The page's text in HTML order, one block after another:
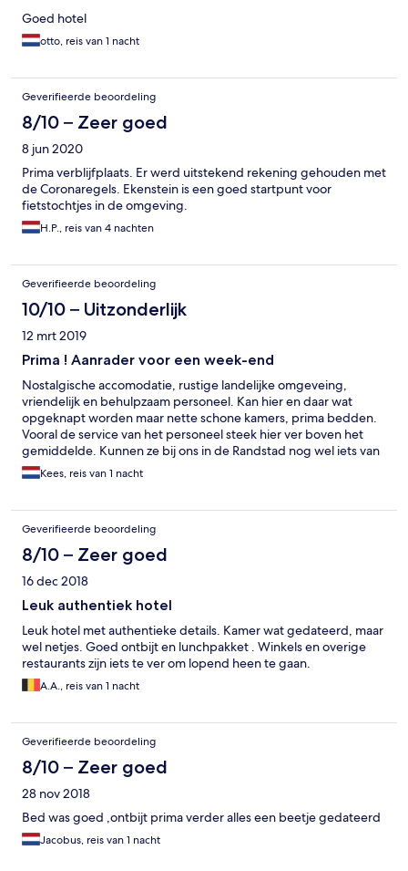
Goed hotel
otto, reis van 1 nacht
Geverifieerde beoordeling
8/10 – Zeer goed
8 jun 2020
Prima verblijfplaats. Er werd uitstekend rekening gehouden met
de Coronaregels. Ekenstein is een goed startpunt voor
fietstochtjes in de omgeving.
H.P., reis van 4 nachten
Geverifieerde beoordeling
10/10 – Uitzonderlijk
12 mrt 2019
Prima ! Aanrader voor een week-end
Nostalgische accomodatie, rustige landelijke omgeveing,
vriendelijk en behulpzaam personeel. Kan hier en daar wat
opgeknapt worden maar nette schone kamers, prima bedden.
Vooral de service van het personeel steek hier ver boven het
gemiddelde. Kunnen ze bij ons in de Randstad nog wel iets van
leren.Kees, reis van 1 nacht
Geverifieerde beoordeling
8/10 – Zeer goed
16 dec 2018
Leuk authentiek hotel
Leuk hotel met authentieke details. Kamer wat gedateerd, maar
wel netjes. Goed ontbijt en lunchpakket . Winkels en overige
restaurants zijn iets te ver om lopend heen te gaan.
A.A., reis van 1 nacht
Geverifieerde beoordeling
8/10 – Zeer goed
28 nov 2018
Bed was goed ,ontbijt prima verder alles een beetje gedateerd
Jacobus, reis van 1 nacht